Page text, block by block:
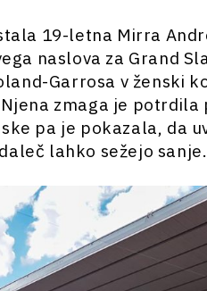
19-letna Mirra
naslova za Grand
Garrosa v ženski
zmaga je potrdila
pa je pokazala, da
lahko sežejo sanje.